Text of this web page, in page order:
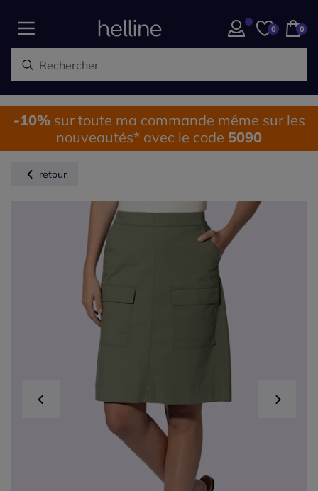
0 0
-10%sur toute ma commande même sur les
nouveautés* avec le code 5090
retour